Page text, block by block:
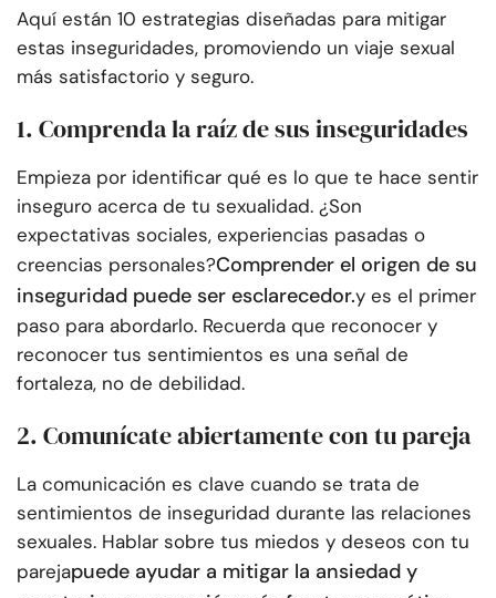
Aquí están 10 estrategias diseñadas para mitigar
estas inseguridades, promoviendo un viaje sexual
más satisfactorio y seguro.
1. Comprenda la raíz de sus inseguridades
Empieza por identificar qué es lo que te hace sentir
inseguro acerca de tu sexualidad. ¿Son
expectativas sociales, experiencias pasadas o
creencias personales?Comprender el origen de su
inseguridad puede ser esclarecedor.y es el primer
paso para abordarlo. Recuerda que reconocer y
reconocer tus sentimientos es una señal de
fortaleza, no de debilidad.
2. Comunícate abiertamente con tu pareja
La comunicación es clave cuando se trata de
sentimientos de inseguridad durante las relaciones
sexuales. Hablar sobre tus miedos y deseos con tu
parejapuede ayudar a mitigar la ansiedad y